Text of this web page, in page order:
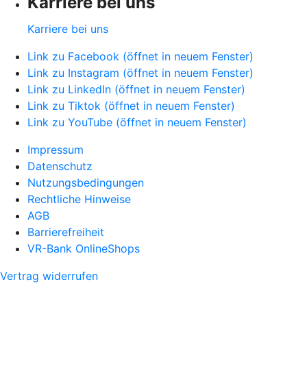
Karriere bei uns
Link zu Facebook (öffnet in neuem Fenster)
Link zu Instagram (öffnet in neuem Fenster)
Link zu LinkedIn (öffnet in neuem Fenster)
Link zu Tiktok (öffnet in neuem Fenster)
Link zu YouTube (öffnet in neuem Fenster)
Impressum
Datenschutz
Nutzungsbedingungen
Rechtliche Hinweise
AGB
Barrierefreiheit
VR-Bank OnlineShops
Vertrag widerrufen